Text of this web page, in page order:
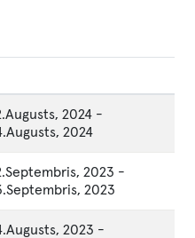
2024 -
2024
2023 -
2023
2023 -